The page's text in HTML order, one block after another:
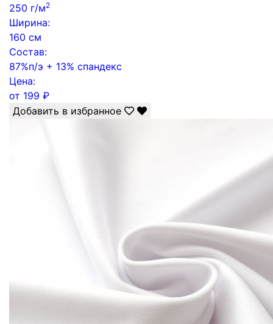
250 г/м2
Ширина:
160 см
Состав:
87%п/э + 13% спандекс
Цена:
от 199 ₽
Добавить в избранное